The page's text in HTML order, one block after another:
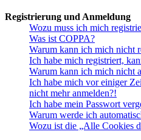
Registrierung und Anmeldung
Wozu muss ich mich
Was ist COPPA?
Warum kann ich mich nicht
Ich habe mich registriert,
Warum kann ich mich nicht
Ich habe mich vor einiger
nicht mehr anmelden?!
Ich habe mein Passwort
Warum werde ich
Wozu ist die „Alle Cookies